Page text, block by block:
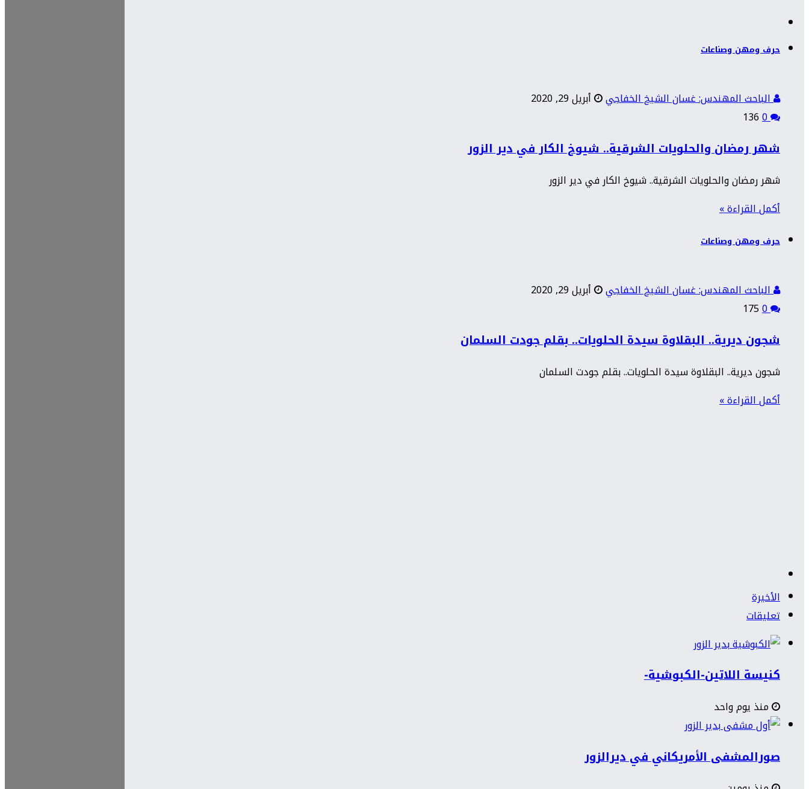
حرف ومهن وصناعات
الباحث المهندس: غسان الشيخ الخفاجي
أبريل 29, 2020
0
شهر رمضان والحلويات الشرقية.. شيوخ الكار في دير الزور
شهر رمضان والحلويات الشرقية.. شيوخ الكار في دير الزور
أكمل القراءة »
حرف ومهن وصناعات
الباحث المهندس: غسان الشيخ الخفاجي
أبريل 29, 2020
0
شجون ديرية.. البقلاوة سيدة الحلويات.. بقلم جودت السلمان
شجون ديرية.. البقلاوة سيدة الحلويات.. بقلم جودت السلمان
أكمل القراءة »
الأخيرة
تعليقات
كنيسة اللاتين-الكبوشية-
منذ يوم واحد
صورالمشفى الأمريكاني في ديرالزور